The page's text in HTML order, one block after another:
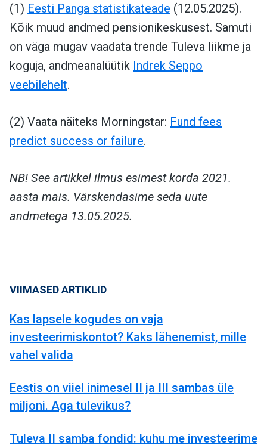
(1) Eesti Panga statistikateade (12.05.2025).
Kõik muud andmed pensionikeskusest. Samuti
on väga mugav vaadata trende Tuleva liikme ja
koguja, andmeanalüütik Indrek Seppo
veebilehelt.
(2) Vaata näiteks Morningstar: Fund fees
predict success or failure.
NB! See artikkel ilmus esimest korda 2021.
aasta mais. Värskendasime seda uute
andmetega 13.05.2025.
VIIMASED ARTIKLID
Kas lapsele kogudes on vaja
investeerimiskontot? Kaks lähenemist, mille
vahel valida
Eestis on viiel inimesel II ja III sambas üle
miljoni. Aga tulevikus?
Tuleva II samba fondid: kuhu me investeerime